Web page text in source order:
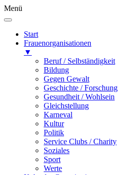
Menü
Start
Frauenorganisationen
▼
Beruf / Selbständigkeit
Bildung
Gegen Gewalt
Geschichte / Forschung
Gesundheit / Wohlsein
Gleichstellung
Karneval
Kultur
Politik
Service Clubs / Charity
Soziales
Sport
Werte